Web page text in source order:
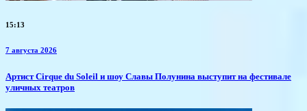
15:13
7 августа 2026
Артист Cirque du Soleil и шоу Славы Полунина выступит на фестивале
уличных театров